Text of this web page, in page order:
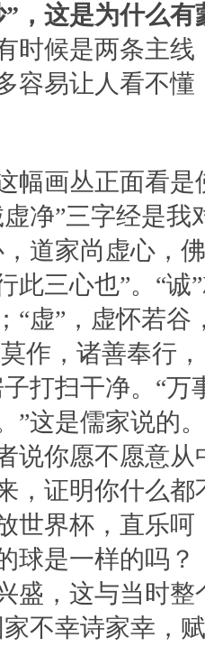
” ，这是为什么
时候是两条主线
容易让人看不懂
幅画丛正面看是
净”三字经是我
道家尚虚心，
此三心也”。“诚
“虚”，虚怀若谷
作，诸善奉行
打扫干净。“万
”这是儒家说的
说你愿不愿意从
，证明你什么都
世界杯，直乐
球是一样的吗？
盛，这与当时整
不幸诗家幸，